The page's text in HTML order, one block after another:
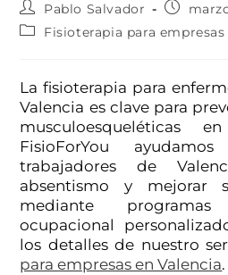
Pablo Salvador
Fisioterapia para empresas
La fisioterapia para
Valencia es clave para
musculoesqueléticas
FisioForYou
trabajadores de
absentismo y mejorar
mediante
ocupacional
los detalles de nuestro
para empresas en Valencia.